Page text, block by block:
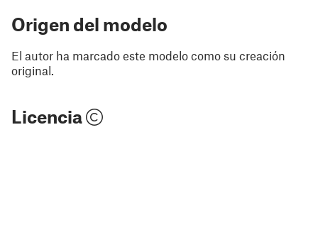
Origen del modelo
El autor ha marcado este modelo como su creación
original.
Licencia